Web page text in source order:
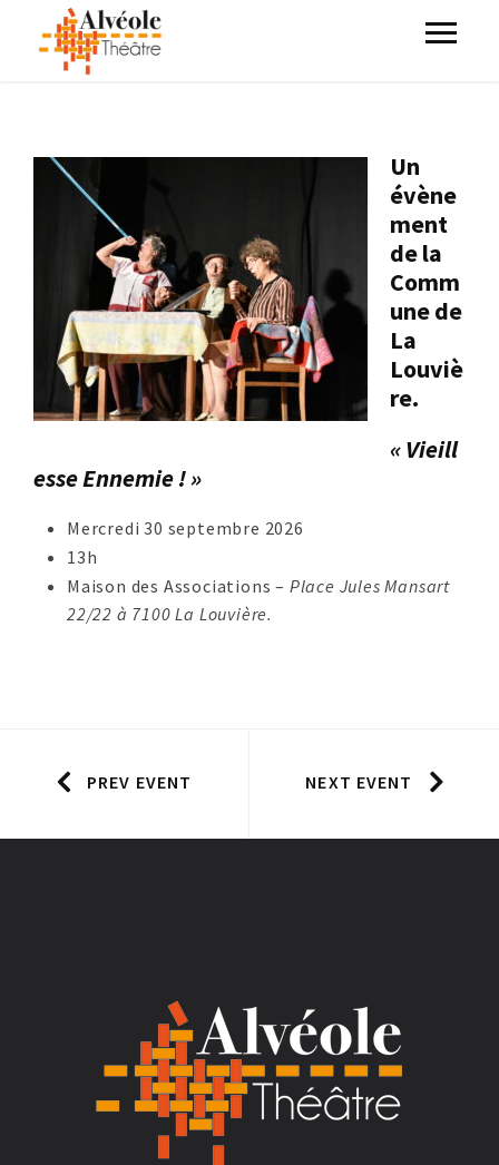
Un
évène
ment
de la
Comm
une de
La
Louviè
re.
« Vieill
esse Ennemie ! »
Mercredi 30 septembre 2026
13h
Maison des Associations – Place Jules Mansart
22/22 à 7100 La Louvière.
PREV EVENT NEXT EVENT